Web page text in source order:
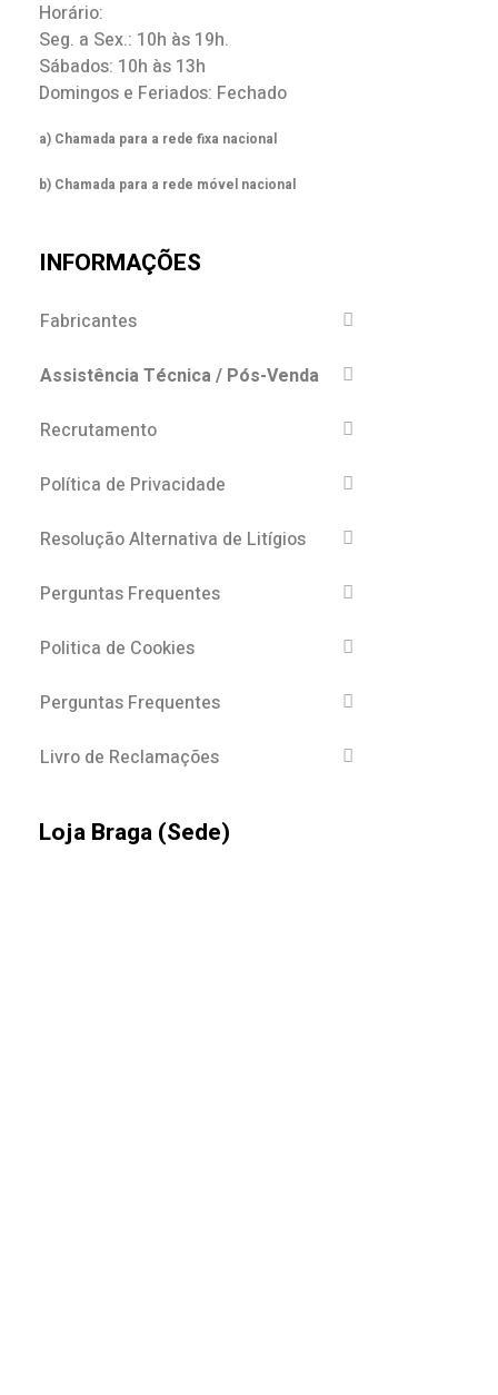
Horário:
Seg. a Sex.: 10h às 19h.
Sábados: 10h às 13h
Domingos e Feriados: Fechado
a) Chamada para a rede fixa nacional
b) Chamada para a rede móvel nacional
INFORMAÇÕES
Fabricantes
Assistência Técnica / Pós-Venda
Recrutamento
Política de Privacidade
Resolução Alternativa de Litígios
Perguntas Frequentes
Politica de Cookies
Perguntas Frequentes
Livro de Reclamações
Loja Braga (Sede)